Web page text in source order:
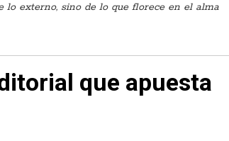
lo externo, sino de lo que florece en el alma
que apuesta